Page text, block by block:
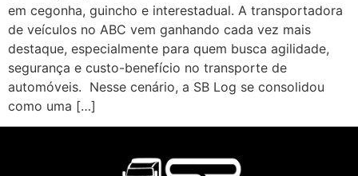
em cegonha, guincho e interestadual. A transportadora
de veículos no ABC vem ganhando cada vez mais
destaque, especialmente para quem busca agilidade,
segurança e custo-benefício no transporte de
automóveis. Nesse cenário, a SB Log se consolidou
como uma […]